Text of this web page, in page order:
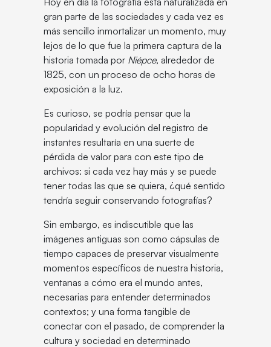
gran parte de las sociedades y cada vez es
más sencillo inmortalizar un momento, muy
lejos de lo que fue la primera captura de la
historia tomada por Niépce, alrededor de
1825, con un proceso de ocho horas de
exposición a la luz.
Es curioso, se podría pensar que la
popularidad y evolución del registro de
instantes resultaría en una suerte de
pérdida de valor para con este tipo de
archivos: si cada vez hay más y se puede
tener todas las que se quiera, ¿qué sentido
tendría seguir conservando fotografías?
Sin embargo, es indiscutible que las
imágenes antiguas son como cápsulas de
tiempo capaces de preservar visualmente
momentos específicos de nuestra historia,
ventanas a cómo era el mundo antes,
necesarias para entender determinados
contextos; y una forma tangible de
conectar con el pasado, de comprender la
cultura y sociedad en determinado